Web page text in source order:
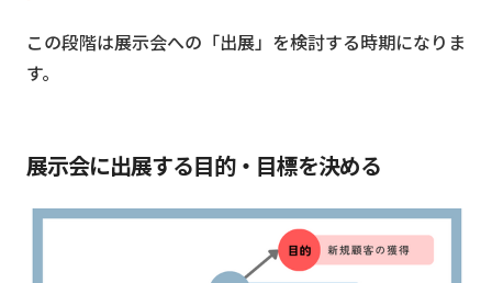
この段階は展示会への「出展」を検討する時期になりま
す。
展示会に出展する目的・目標を決める